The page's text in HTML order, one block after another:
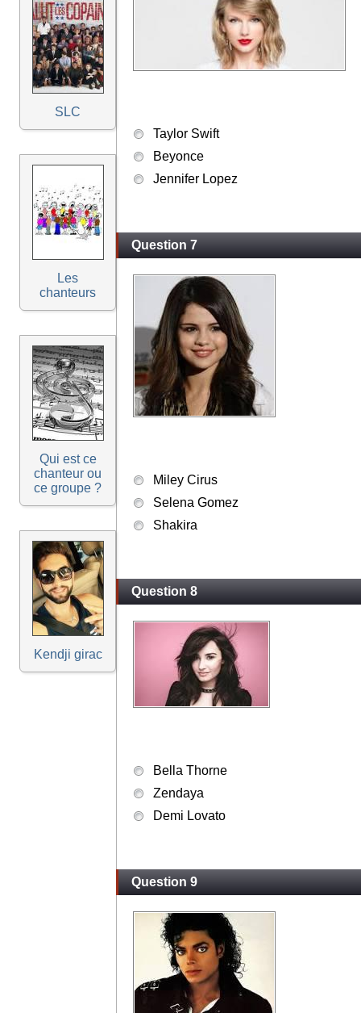
SLC
Les
chanteurs
Qui est ce
chanteur ou
ce groupe ?
Kendji girac
Taylor Swift
Beyonce
Jennifer Lopez
Question 7
Miley Cirus
Selena Gomez
Shakira
Question 8
Bella Thorne
Zendaya
Demi Lovato
Question 9